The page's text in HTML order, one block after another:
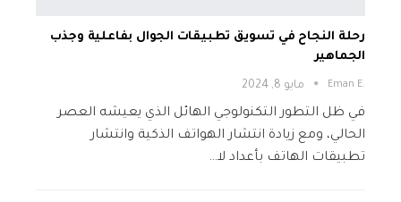
رحلة النجاح في تسويق تطبيقات الجوال بفاعلية وجذب
الجماهير
.Eman E مايو 8, 2024
في ظل التطور التكنولوجي الهائل الذي يعيشه العصر
الحالي، ومع زيادة انتشار الهواتف الذكية وانتشار
تطبيقات الهاتف بأعداد لا…